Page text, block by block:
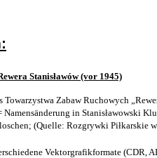
Stanisławów (vor 1945)
Towarzystwa Zabaw Ruchowych
Namensänderung in Stanisławowski
(Quelle: Rozgrywki Piłkarskie
Vektorgrafikformate (CDR,